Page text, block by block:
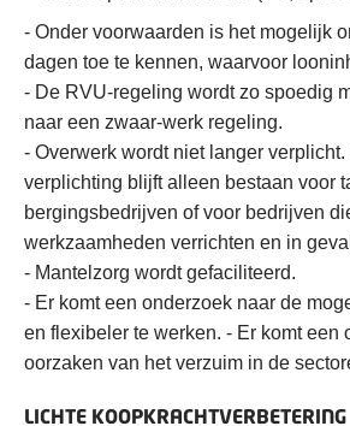
- Onder voorwaarden is het mogelijk
dagen toe te kennen, waarvoor
- De RVU-regeling wordt zo spoedig
naar een zwaar-werk regeling.
- Overwerk wordt niet langer
verplichting blijft alleen bestaan voor
bergingsbedrijven of voor bedrijven
werkzaamheden verrichten en in
- Mantelzorg wordt gefaciliteerd.
- Er komt een onderzoek naar de
en flexibeler te werken. - Er komt een
oorzaken van het verzuim in de
LICHTE KOOPKRACHTVERBETERING